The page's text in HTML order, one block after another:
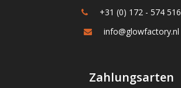
+31 (0) 172 - 574 516
info@glowfactory.nl
Zahlungsarten